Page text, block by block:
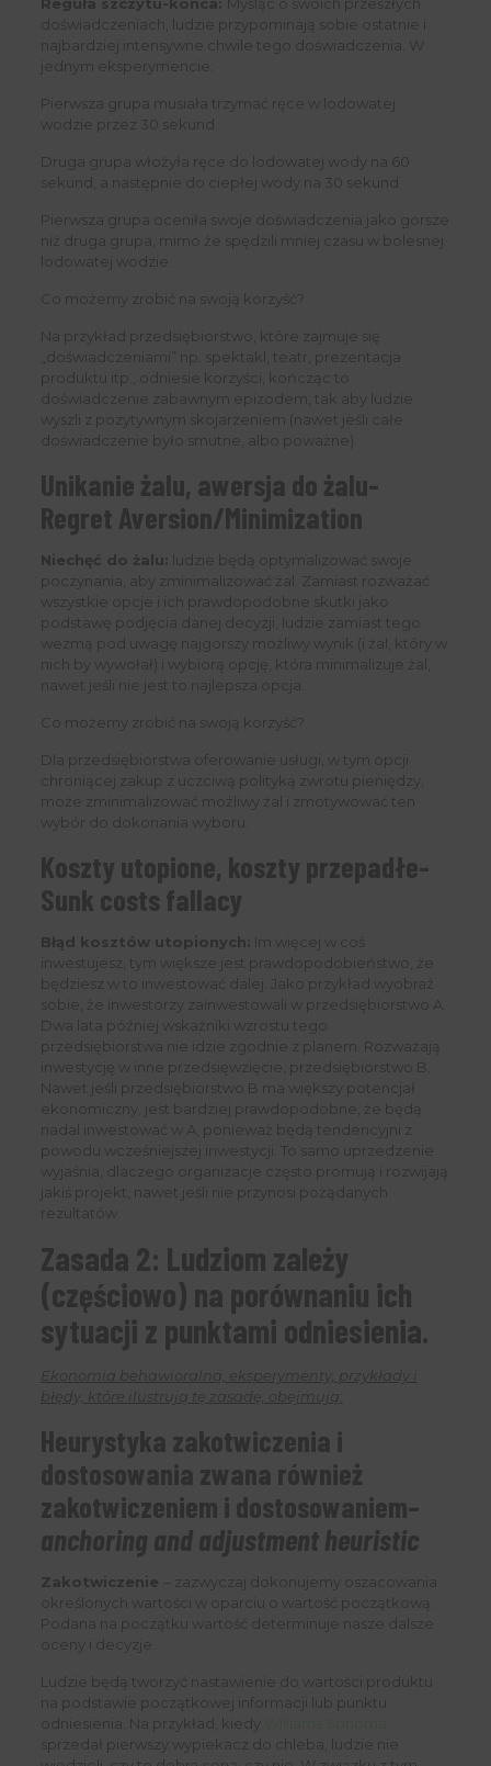
doświadczeniach, ludzie przypominają sobie ostatnie i
najbardziej intensywne chwile tego doświadczenia. W
jednym eksperymencie:
Pierwsza grupa musiała trzymać ręce w lodowatej
wodzie przez 30 sekund.
Druga grupa włożyła ręce do lodowatej wody na 60
sekund, a następnie do ciepłej wody na 30 sekund.
Pierwsza grupa oceniła swoje doświadczenia jako gorsze
niż druga grupa, mimo że spędzili mniej czasu w bolesnej
lodowatej wodzie.
Co możemy zrobić na swoją korzyść?
Na przykład przedsiębiorstwo, które zajmuje się
„doświadczeniami” np. spektakl, teatr, prezentacja
produktu itp., odniesie korzyści, kończąc to
doświadczenie zabawnym epizodem, tak aby ludzie
wyszli z pozytywnym skojarzeniem (nawet jeśli całe
doświadczenie było smutne, albo poważne).
Unikanie żalu, awersja do żalu-
Regret Aversion/Minimization
Niechęć do żalu: ludzie będą optymalizować swoje
poczynania, aby zminimalizować żal. Zamiast rozważać
wszystkie opcje i ich prawdopodobne skutki jako
podstawę podjęcia danej decyzji, ludzie zamiast tego
wezmą pod uwagę najgorszy możliwy wynik (i żal, który w
nich by wywołał) i wybiorą opcję, która minimalizuje żal,
nawet jeśli nie jest to najlepsza opcja.
Co możemy zrobić na swoją korzyść?
Dla przedsiębiorstwa oferowanie usługi, w tym opcji
chroniącej zakup z uczciwą polityką zwrotu pieniędzy,
może zminimalizować możliwy żal i zmotywować ten
wybór do dokonania wyboru.
Koszty utopione, koszty przepadłe-
Sunk costs fallacy
Błąd kosztów utopionych: Im więcej w coś
inwestujesz, tym większe jest prawdopodobieństwo, że
będziesz w to inwestować dalej. Jako przykład wyobraź
sobie, że inwestorzy zainwestowali w przedsiębiorstwo A.
Dwa lata później wskaźniki wzrostu tego
przedsiębiorstwa nie idzie zgodnie z planem. Rozważają
inwestycję w inne przedsięwzięcie, przedsiębiorstwo B.
Nawet jeśli przedsiębiorstwo B ma większy potencjał
ekonomiczny, jest bardziej prawdopodobne, że będą
nadal inwestować w A, ponieważ będą tendencyjni z
powodu wcześniejszej inwestycji. To samo uprzedzenie
wyjaśnia, dlaczego organizacje często promują i rozwijają
jakiś projekt, nawet jeśli nie przynosi pożądanych
rezultatów.
Zasada 2: Ludziom zależy
(częściowo) na porównaniu ich
sytuacji z punktami odniesienia.
Ekonomia behawioralna, eksperymenty, przykłady i
błędy, które ilustrują tę zasadę, obejmują:
Heurystyka zakotwiczenia i
dostosowania zwana również
zakotwiczeniem i dostosowaniem–
anchoring and adjustment heuristic
Zakotwiczenie
– zazwyczaj dokonujemy oszacowania
określonych wartości w oparciu o wartość początkową.
Podana na początku wartość determinuje nasze dalsze
oceny i decyzje.
Ludzie będą tworzyć nastawienie do wartości produktu
na podstawie początkowej informacji lub punktu
odniesienia. Na przykład, kiedy
sprzedał pierwszy wypiekacz do chleba, ludzie nie